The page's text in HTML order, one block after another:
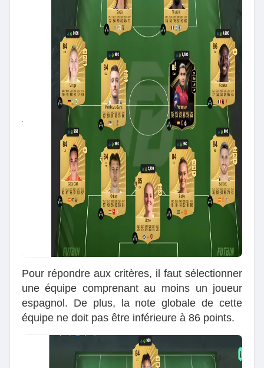
Pour répondre aux critères, il faut sélectionner
une équipe comprenant au moins un joueur
espagnol. De plus, la note globale de cette
équipe ne doit pas être inférieure à 86 points.